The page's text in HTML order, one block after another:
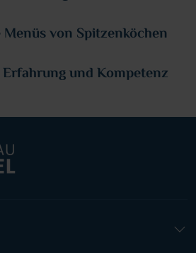
von Spitzenköchen
und Kompetenz